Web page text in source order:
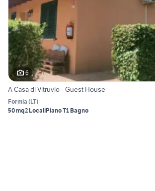
6
A Casa di Vitruvio - Guest House
Formia (LT)
50 mq2 LocaliPiano T1 Bagno